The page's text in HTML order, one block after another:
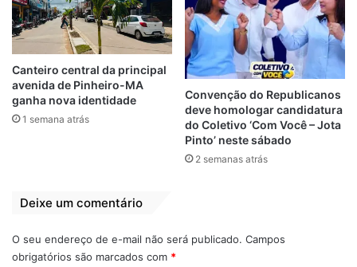
Fundadas em eixos, as ideias abrangem a
prevenção, o acolhimento e o atendimento
de urgência e emergência. De início,
Rubens Jr propõe uma saúde mais
inteligente e efetiva, com programas como
a Força Municipal de Saúde, que vai
promover a inclusão de mais de 160 mil
pessoas vulneráveis na cobertura de
para oferecer atendimento odontológico
Inova Saúde, com a implantação de
tecnologia nas unidades e equipamentos
Canteiro central da principal
avenida de Pinheiro-MA
ganha nova identidade
1 semana atrás
Convenção do Republicanos
deve homologar candidatura
do Coletivo ‘Com Você – Jota
Pinto’ neste sábado
2 semanas atrás
Deixe um comentário
O seu endereço de e-mail não será publicado. Campos
obrigatórios são marcados com *